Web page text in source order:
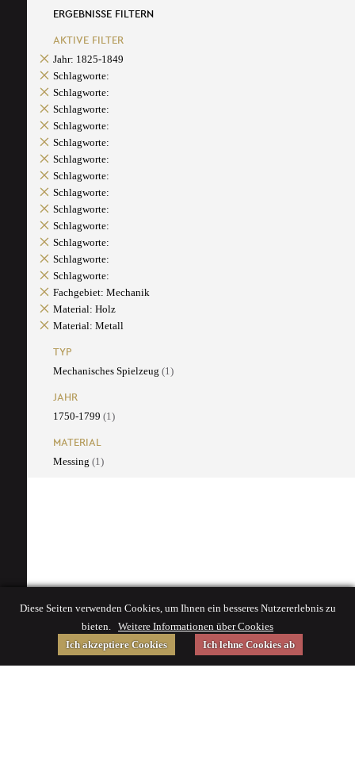
ERGEBNISSE FILTERN
AKTIVE FILTER
Jahr: 1825-1849
Schlagworte:
Schlagworte:
Schlagworte:
Schlagworte:
Schlagworte:
Schlagworte:
Schlagworte:
Schlagworte:
Schlagworte:
Schlagworte:
Schlagworte:
Schlagworte:
Schlagworte:
Fachgebiet: Mechanik
Material: Holz
Material: Metall
TYP
Mechanisches Spielzeug (1)
JAHR
1750-1799 (1)
MATERIAL
Messing (1)
Diese Seiten verwenden Cookies, um Ihnen ein besseres Nutzererlebnis zu
bieten. Weitere Informationen über Cookies
Ich akzeptiere Cookies
Ich lehne Cookies ab